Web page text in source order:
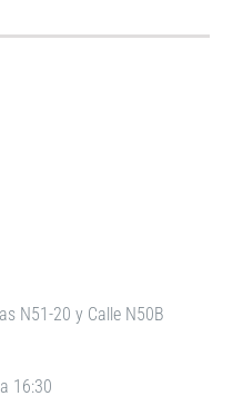
N51-20 y Calle N50B
16:30